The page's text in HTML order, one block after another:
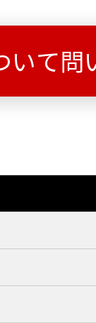
いて問